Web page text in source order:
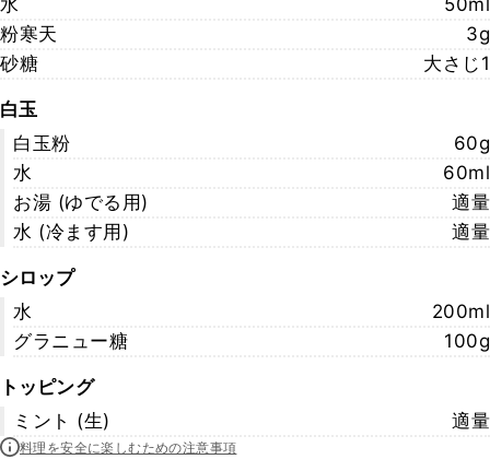
水
50ml
粉寒天
3g
砂糖
大さじ1
白玉
白玉粉
60g
水
60ml
お湯 (ゆでる用)
適量
水 (冷ます用)
適量
シロップ
水
200ml
グラニュー糖
100g
トッピング
ミント (生)
適量
料理を安全に楽しむための注意事項